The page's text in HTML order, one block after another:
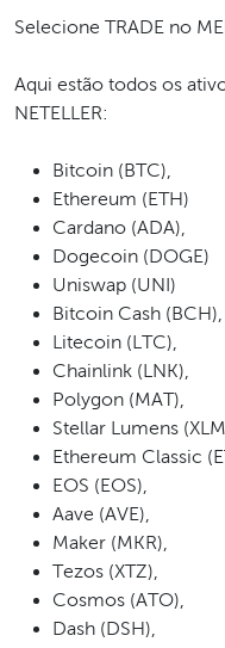
Selecione TRADE no
Aqui estão todos os
NETELLER:
Bitcoin (BTC),
Ethereum (ETH)
Cardano (ADA),
Dogecoin (DOGE)
Uniswap (UNI)
Bitcoin Cash (BCH),
Litecoin (LTC),
Chainlink (LNK),
Polygon (MAT),
Stellar Lumens
Ethereum Classic
EOS (EOS),
Aave (AVE),
Maker (MKR),
Tezos (XTZ),
Cosmos (ATO),
Dash (DSH),